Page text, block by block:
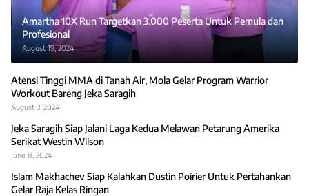
Amartha 10X Run Targetkan 3.000 Peserta Untuk Pemula dan
Profesional
August 19, 2024
Atensi Tinggi MMA di Tanah Air, Mola Gelar Program Warrior
Workout Bareng Jeka Saragih
August 3, 2024
Jeka Saragih Siap Jalani Laga Kedua Melawan Petarung Amerika
Serikat Westin Wilson
June 8, 2024
Islam Makhachev Siap Kalahkan Dustin Poirier Untuk Pertahankan
Gelar Raja Kelas Ringan